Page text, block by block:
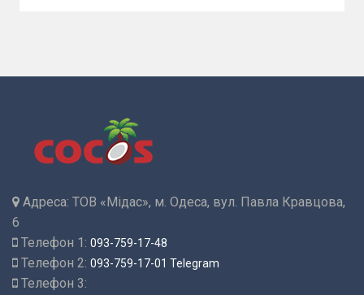
Адреса: ТОВ «Мідас», м. Одеса, вул. Павла Кравцова,
6
Телефон 1: 093-759-17-48
Телефон 2: 093-759-17-01 Telegram
Телефон 3: